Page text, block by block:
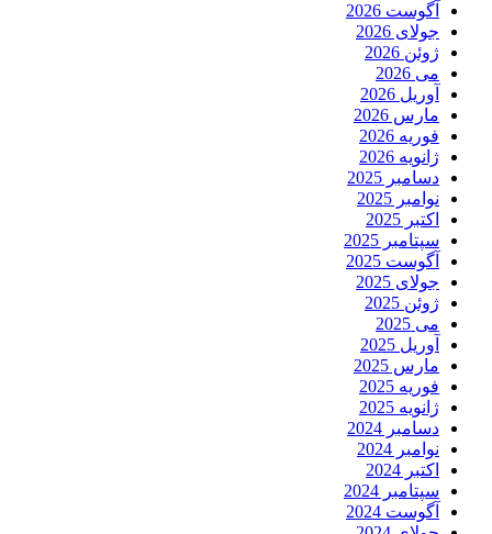
آگوست 2026
جولای 2026
ژوئن 2026
می 2026
آوریل 2026
مارس 2026
فوریه 2026
ژانویه 2026
دسامبر 2025
نوامبر 2025
اکتبر 2025
سپتامبر 2025
آگوست 2025
جولای 2025
ژوئن 2025
می 2025
آوریل 2025
مارس 2025
فوریه 2025
ژانویه 2025
دسامبر 2024
نوامبر 2024
اکتبر 2024
سپتامبر 2024
آگوست 2024